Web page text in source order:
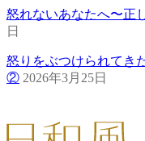
怒れないあなたへ〜正
日
怒りをぶつけられてき
② 2026年3月25日